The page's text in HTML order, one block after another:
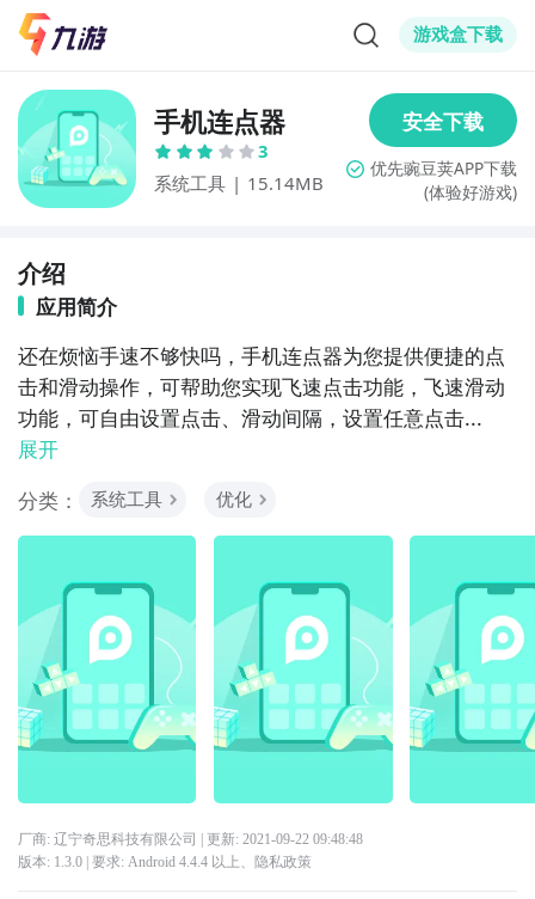
游戏盒下载
手机连点器
3
系统工具 | 15.14MB (体验好游戏)
介绍
应用简介
还在烦恼手速不够快吗，手机连点器为您提供便捷的点
击和滑动操作，可帮助您实现飞速点击功能，飞速滑动
功能，可自由设置点击、滑动间隔，设置任意点击...
展开
分类：
系统工具 优化
厂商: 辽宁奇思科技有限公司 | 更新: 2021-09-22 09:48:48
版本: 1.3.0| 要求: Android 4.4.4 以上、 隐私政策